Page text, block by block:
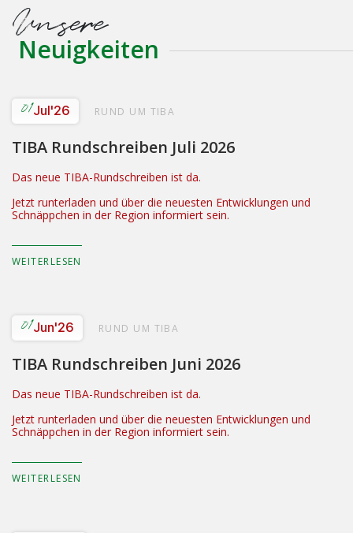
Unsere
Neuigkeiten
01Jul '26 RUND UM TIBA
TIBA Rundschreiben Juli 2026
Das neue TIBA-Rundschreiben ist da.
Jetzt runterladen und über die neuesten Entwicklungen und
Schnäppchen in der Region informiert sein.
WEITERLESEN
01Jun'26 RUND UM TIBA
TIBA Rundschreiben Juni 2026
Das neue TIBA-Rundschreiben ist da.
Jetzt runterladen und über die neuesten Entwicklungen und
Schnäppchen in der Region informiert sein.
WEITERLESEN